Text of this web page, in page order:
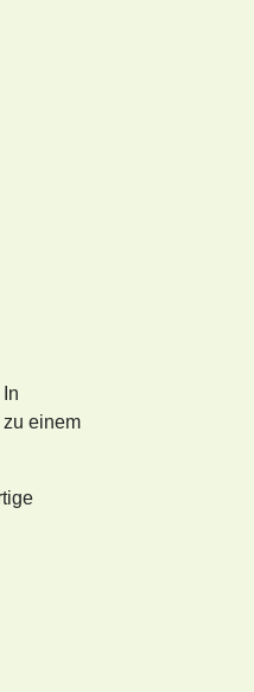
einem